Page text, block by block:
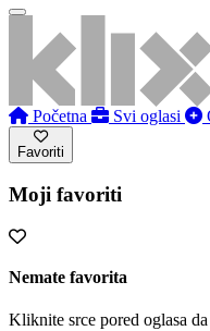
Početna Svi oglasi
Favoriti
Moji favoriti
Nemate favorita
Kliknite srce pored oglasa